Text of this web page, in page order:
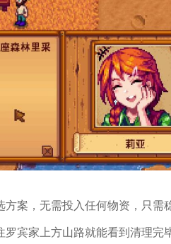
案，无需投入任何物资，只需
宾家上方山路就能看到清理完